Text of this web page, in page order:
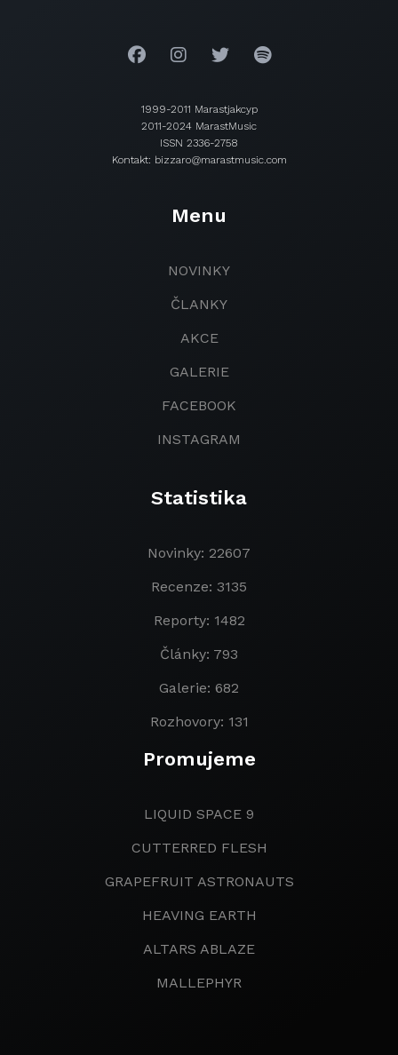
1999-2011 Marastjakcyp
2011-2024 MarastMusic
ISSN 2336-2758
Kontakt: bizzaro@marastmusic.com
Menu
NOVINKY
ČLANKY
AKCE
GALERIE
FACEBOOK
INSTAGRAM
Statistika
Novinky: 22607
Recenze: 3135
Reporty: 1482
Články: 793
Galerie: 682
Rozhovory: 131
Promujeme
LIQUID SPACE 9
CUTTERRED FLESH
GRAPEFRUIT ASTRONAUTS
HEAVING EARTH
ALTARS ABLAZE
MALLEPHYR